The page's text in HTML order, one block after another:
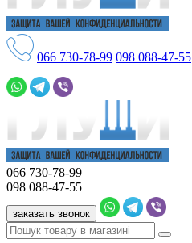
066 730-78-99 098 088-47-55
066 730-78-99
098 088-47-55
заказать звонок